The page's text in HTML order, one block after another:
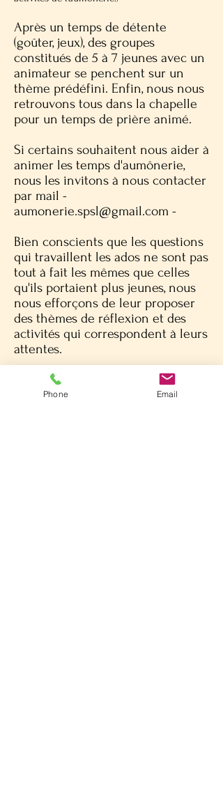
Après un temps de détente
(goûter, jeux), des groupes
constitués de 5 à 7 jeunes avec un
animateur se penchent sur un
thème prédéfini. Enfin, nous nous
retrouvons tous dans la chapelle
pour un temps de prière animé.
Si certains souhaitent nous aider à
animer les temps d'aumônerie,
nous les invitons à nous contacter
par mail -
aumonerie.spsl@gmail.com -
Bien conscients que les questions
qui travaillent les ados ne sont pas
tout à fait les mêmes que celles
qu'ils portaient plus jeunes, nous
nous efforçons de leur proposer
des thèmes de réflexion et des
activités qui correspondent à leurs
attentes.
La rentrée de l'aumônerie des
collégiens est prévue
Phone Email